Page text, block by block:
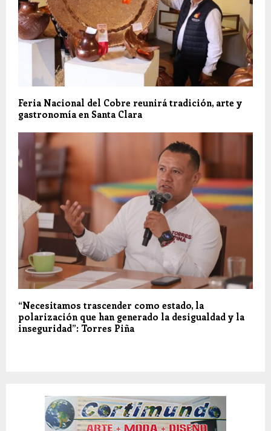
Feria Nacional del Cobre reunirá tradición, arte y
gastronomía en Santa Clara
“Necesitamos trascender como estado, la
polarización que han generado la desigualdad y la
inseguridad”: Torres Piña